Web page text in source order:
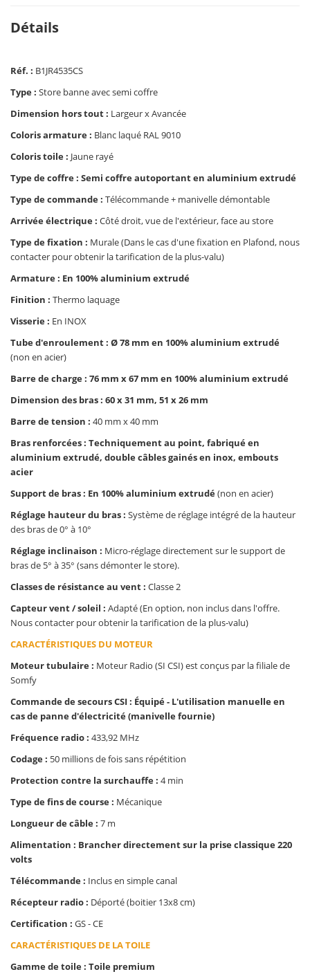
Détails
Réf. : B1JR4535CS
Type : Store banne avec semi coffre
Dimension hors tout : Largeur x Avancée
Coloris armature : Blanc laqué RAL 9010
Coloris toile : Jaune rayé
Type de coffre : Semi coffre autoportant en aluminium extrudé
Type de commande : Télécommande + manivelle démontable
Arrivée électrique : Côté droit, vue de l'extérieur, face au store
Type de fixation : Murale (Dans le cas d'une fixation en Plafond, nous
contacter pour obtenir la tarification de la plus-valu)
Armature : En 100% aluminium extrudé
Finition : Thermo laquage
Visserie : En INOX
Tube d'enroulement : Ø 78 mm en 100% aluminium extrudé
(non en acier)
Barre de charge : 76 mm x 67 mm en 100% aluminium extrudé
Dimension des bras : 60 x 31 mm, 51 x 26 mm
Barre de tension : 40 mm x 40 mm
Bras renforcées : Techniquement au point, fabriqué en
aluminium extrudé, double câbles gainés en inox, embouts
acier
Support de bras : En 100% aluminium extrudé(non en acier)
Réglage hauteur du bras : Système de réglage intégré de la hauteur
des bras de 0° à 10°
Réglage inclinaison : Micro-réglage directement sur le support de
bras de 5° à 35° (sans démonter le store).
Classes de résistance au vent : Classe 2
Capteur vent / soleil : Adapté (En option, non inclus dans l'offre.
Nous contacter pour obtenir la tarification de la plus-valu)
CARACTÉRISTIQUES DU MOTEUR
Moteur tubulaire : Moteur Radio (SI CSI) est conçus par la filiale de
Somfy
Commande de secours CSI : Équipé - L'utilisation manuelle en
cas de panne d'électricité (manivelle fournie)
Fréquence radio : 433,92 MHz
Codage : 50 millions de fois sans répétition
Protection contre la surchauffe : 4 min
Type de fins de course : Mécanique
Longueur de câble : 7 m
Alimentation : Brancher directement sur la prise classique 220
volts
Télécommande : Inclus en simple canal
Récepteur radio : Déporté (boitier 13x8 cm)
Certification : GS - CE
CARACTÉRISTIQUES DE LA TOILE
Gamme de toile : Toile premium